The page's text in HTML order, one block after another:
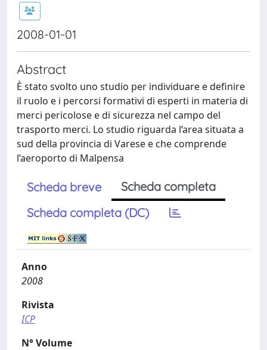
2008-01-01
Abstract
È stato svolto uno studio per individuare e definire
il ruolo e i percorsi formativi di esperti in materia di
merci pericolose e di sicurezza nel campo del
trasporto merci. Lo studio riguarda l’area situata a
sud della provincia di Varese e che comprende
l’aeroporto di Malpensa
Scheda breve
Scheda completa
Scheda completa (DC)
Anno
2008
Rivista
ICP
N° Volume